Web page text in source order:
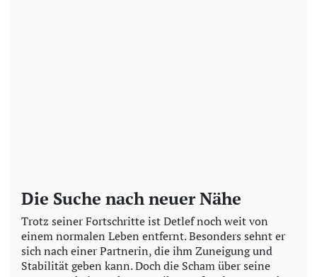
Die Suche nach neuer Nähe
Trotz seiner Fortschritte ist Detlef noch weit von
einem normalen Leben entfernt. Besonders sehnt er
sich nach einer Partnerin, die ihm Zuneigung und
Stabilität geben kann. Doch die Scham über seine